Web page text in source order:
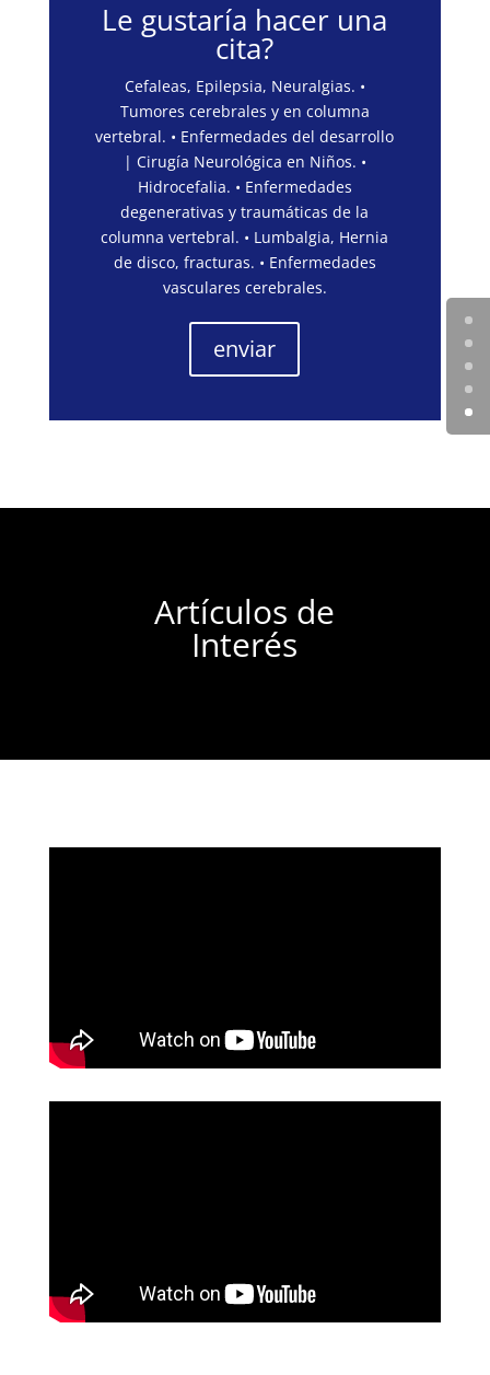
Le gustaría hacer una
cita?
Cefaleas, Epilepsia, Neuralgias. •
Tumores cerebrales y en columna
vertebral. • Enfermedades del desarrollo
| Cirugía Neurológica en Niños. •
Hidrocefalia. • Enfermedades
degenerativas y traumáticas de la
columna vertebral. • Lumbalgia, Hernia
de disco, fracturas. • Enfermedades
vasculares cerebrales.
enviar
Artículos de
Interés